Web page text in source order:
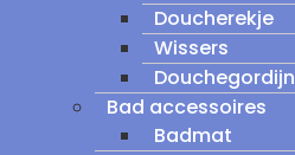
Doucherekje
Wissers
Douchegordijn
Bad accessoires
Badmat